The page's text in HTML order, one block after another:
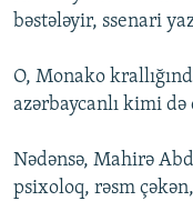
bəstələyir, ssenari
O, Monako
azərbaycanlı kimi
Nədənsə, Mahirə
psixoloq, rəsm